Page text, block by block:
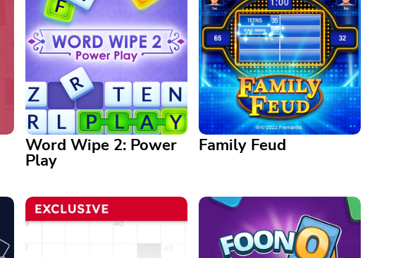
Match bubbles to pop them in
this bright, colorful game.
este divertido juego de
rompecabezas de fusión?
Word Wipe 2: Power
Play
Word Wipe 2: Power Play
Mejora tu juego con esta
disponible solo en Arkadium
Family Feud
Family Feud
¡Es hora de jugar a la disputa!
Disfruta de este juego oficial de
Family Feud gratis.